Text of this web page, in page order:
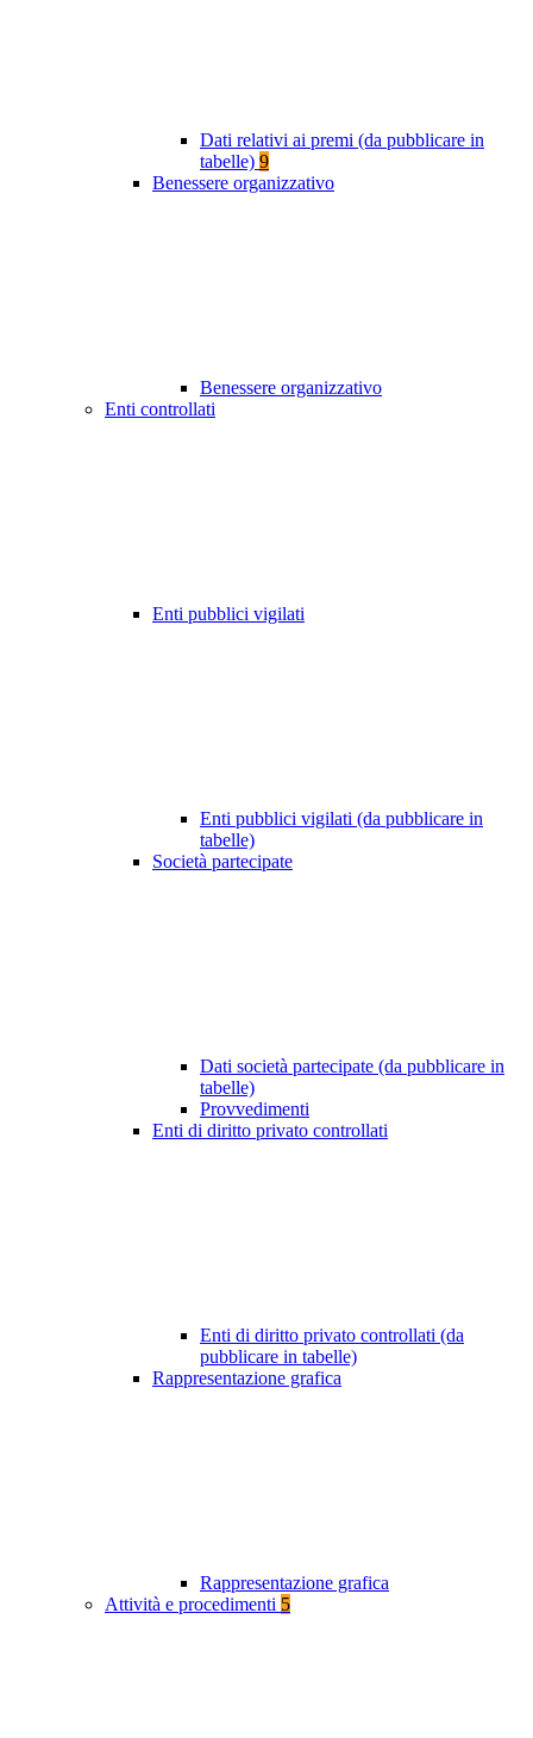
Dati relativi ai premi (da pubblicare in
tabelle) 9
Benessere organizzativo
Benessere organizzativo
Enti controllati
Enti pubblici vigilati
Enti pubblici vigilati (da pubblicare in
tabelle)
Società partecipate
Dati società partecipate (da pubblicare in
tabelle)
Provvedimenti
Enti di diritto privato controllati
Enti di diritto privato controllati (da
pubblicare in tabelle)
Rappresentazione grafica
Rappresentazione grafica
Attività e procedimenti 5